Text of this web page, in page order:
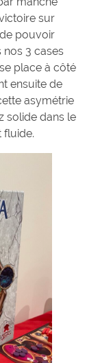
sur
pouvoir
3 cases
place à côté
ensuite de
asymétrie
solide dans le
fluide.